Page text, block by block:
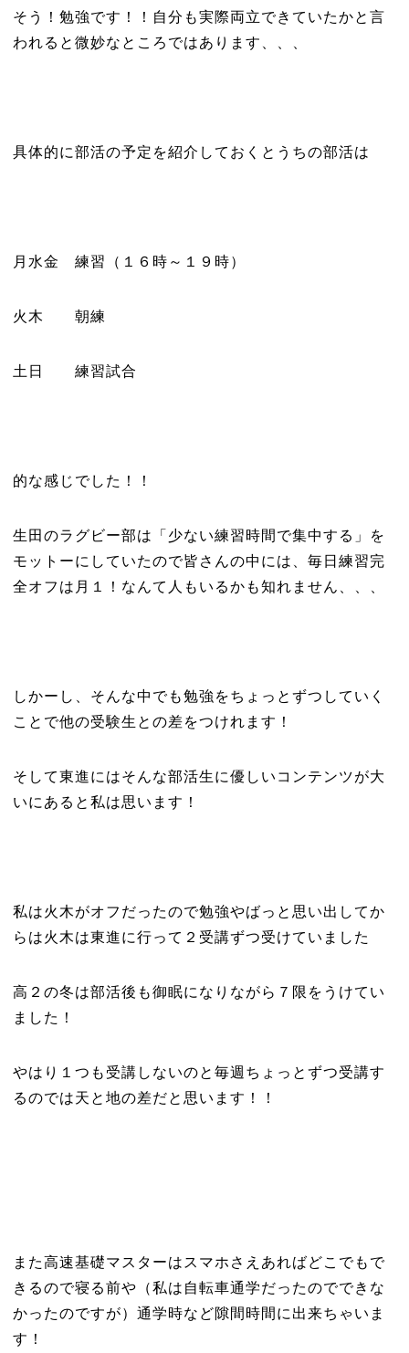
そう！勉強です！！自分も実際両立できていたかと言
われると微妙なところではあります、、、
具体的に部活の予定を紹介しておくとうちの部活は
月水金 練習（１６時～１９時）
火木 朝練
土日 練習試合
的な感じでした！！
生田のラグビー部は「少ない練習時間で集中する」を
モットーにしていたので皆さんの中には、毎日練習完
全オフは月１！なんて人もいるかも知れません、、、
しかーし、そんな中でも勉強をちょっとずつしていく
ことで他の受験生との差をつけれます！
そして東進にはそんな部活生に優しいコンテンツが大
いにあると私は思います！
私は火木がオフだったので勉強やばっと思い出してか
らは火木は東進に行って２受講ずつ受けていました
高２の冬は部活後も御眠になりながら７限をうけてい
ました！
やはり１つも受講しないのと毎週ちょっとずつ受講す
るのでは天と地の差だと思います！！
また高速基礎マスターはスマホさえあればどこでもで
きるので寝る前や（私は自転車通学だったのでできな
かったのですが）通学時など隙間時間に出来ちゃいま
す！